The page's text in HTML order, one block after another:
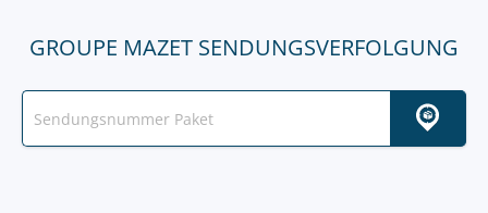
GROUPE MAZET SENDUNGSVERFOLGUNG